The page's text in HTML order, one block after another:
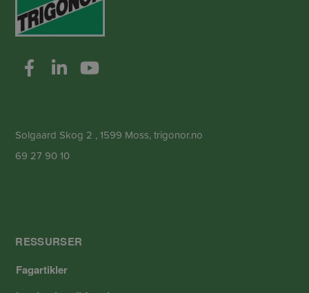
Solgaard Skog 2 , 1599 Moss, trigonor.no
69 27 90 10
RESSURSER
Fagartikler